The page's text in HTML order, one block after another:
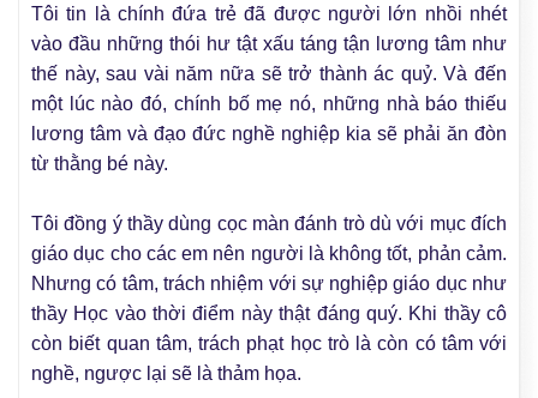
Tôi tin là chính đứa trẻ đã được người lớn nhồi nhét
vào đầu những thói hư tật xấu táng tận lương tâm như
thế này, sau vài năm nữa sẽ trở thành ác quỷ. Và đến
một lúc nào đó, chính bố mẹ nó, những nhà báo thiếu
lương tâm và đạo đức nghề nghiệp kia sẽ phải ăn đòn
từ thằng bé này.
Tôi đồng ý thầy dùng cọc màn đánh trò dù với mục đích
giáo dục cho các em nên người là không tốt, phản cảm.
Nhưng có tâm, trách nhiệm với sự nghiệp giáo dục như
thầy Học vào thời điểm này thật đáng quý. Khi thầy cô
còn biết quan tâm, trách phạt học trò là còn có tâm với
nghề, ngược lại sẽ là thảm họa.